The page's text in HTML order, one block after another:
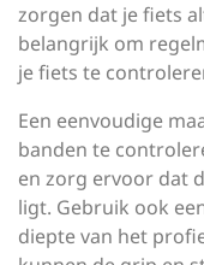
zorgen dat je fiets
belangrijk om
je fiets te
Een eenvoudige
banden te
en zorg ervoor dat
ligt. Gebruik ook
diepte van het